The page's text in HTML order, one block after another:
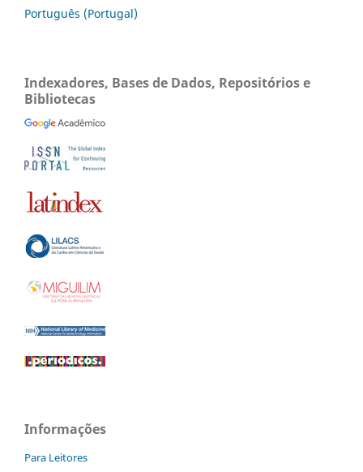
Português (Portugal)
Indexadores, Bases de Dados, Repositórios e
Bibliotecas
Informações
Para Leitores